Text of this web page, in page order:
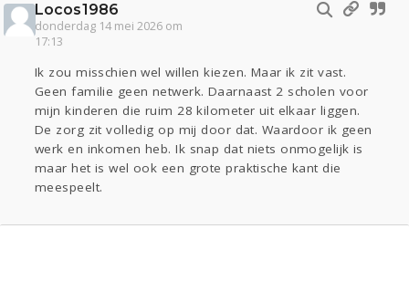
Locos1986
donderdag 14 mei 2026 om
17:13
Ik zou misschien wel willen kiezen. Maar ik zit vast.
Geen familie geen netwerk. Daarnaast 2 scholen voor
mijn kinderen die ruim 28 kilometer uit elkaar liggen.
De zorg zit volledig op mij door dat. Waardoor ik geen
werk en inkomen heb. Ik snap dat niets onmogelijk is
maar het is wel ook een grote praktische kant die
meespeelt.